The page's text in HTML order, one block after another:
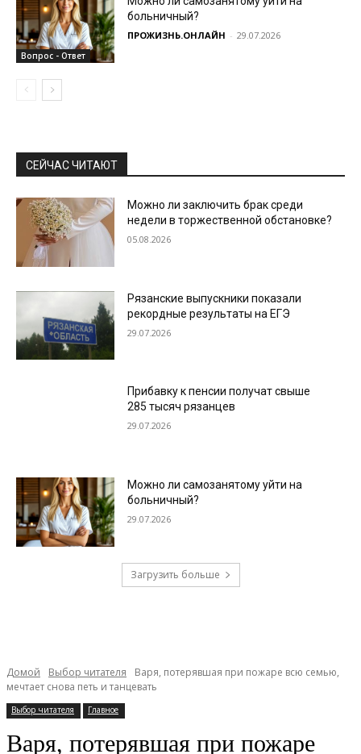
Вопрос - Ответ
больничный?
ПРОЖИЗНЬ.ОНЛАЙН - 29.07.2026
СЕЙЧАС ЧИТАЮТ
Можно ли заключить брак среди
недели в торжественной обстановке?
05.08.2026
Рязанские выпускники показали
рекордные результаты на ЕГЭ
29.07.2026
Прибавку к пенсии получат свыше
285 тысяч рязанцев
29.07.2026
Можно ли самозанятому уйти на
больничный?
29.07.2026
Загрузить больше